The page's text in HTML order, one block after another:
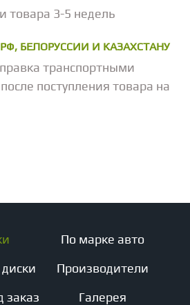
товара 3-5 недель
БЕЛОРУССИИ И КАЗАХСТАНУ
транспортными
поступления товара на
заказ
По марке авто
Производители
Галерея